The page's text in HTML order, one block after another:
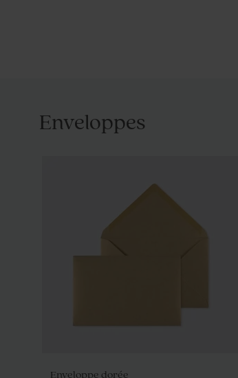
Vase fleurs séchées transparent à
personnaliser
Enveloppes
Enveloppe dorée